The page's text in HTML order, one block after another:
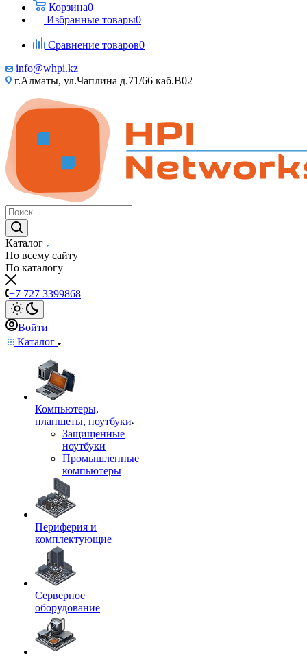
Корзина0
Избранные товары0
Сравнение товаров0
info@whpi.kz
г.Алматы, ул.Чаплина д.71/66 каб.B02
Каталог
По всему сайту
По каталогу
+7 727 3399868
Войти
Каталог
Компьютеры,
планшеты, ноутбуки
Защищенные
ноутбуки
Промышленные
компьютеры
Периферия и
комплектующие
Серверное
оборудование